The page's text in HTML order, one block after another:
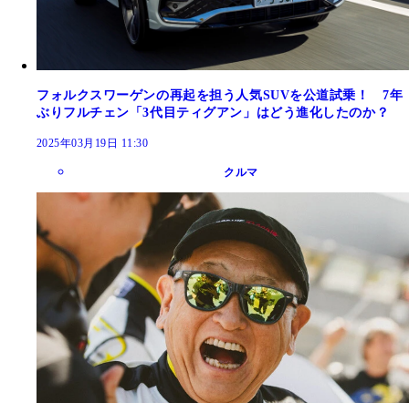
フォルクスワーゲンの再起を担う人気SUVを公道試乗！ 7年
ぶりフルチェン「3代目ティグアン」はどう進化したのか？
2025年03月19日 11:30
クルマ